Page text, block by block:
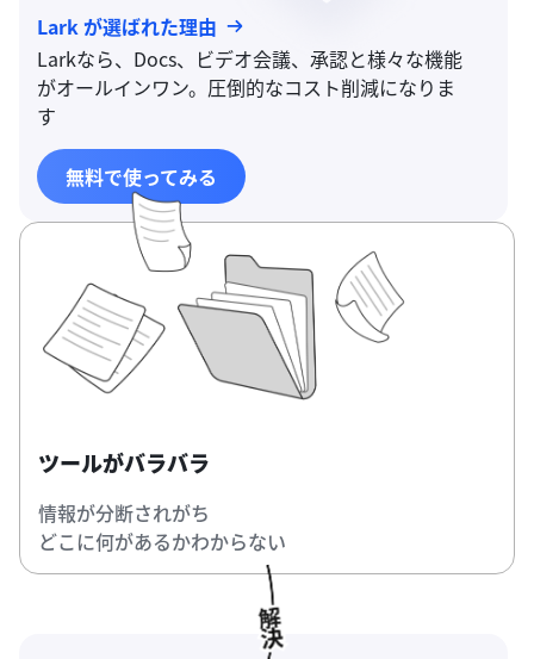
Lark が選ばれた理由
Larkなら、Docs、ビデオ会議、承認と様々な機能
がオールインワン。圧倒的なコスト削減になりま
す
無料で使ってみる
ツールがバラバラ
情報が分断されがち
どこに何があるかわからない